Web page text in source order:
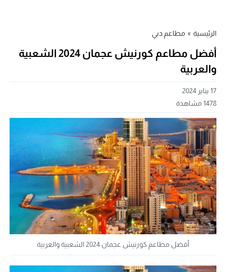
الرئيسية » مطاعم دبي
أفضل مطاعم كورنيش عجمان 2024 الشعبية
والعربية
17 يناير 2024
1478مشاهدة
أفضل مطاعم كورنيش عجمان 2024 الشعبية والعربية